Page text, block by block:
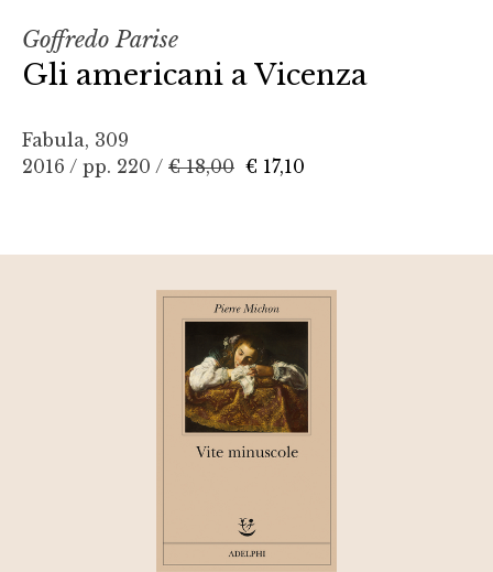
Goffredo Parise
Gli americani a Vicenza
Fabula, 309
2016 / pp. 220 / € 18,00 € 17,10